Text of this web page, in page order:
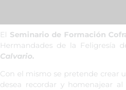
El Seminario de Formación
Hermandades de la Feligresía
Calvario.
Con el mismo se pretende crear
desea recordar y homenajear